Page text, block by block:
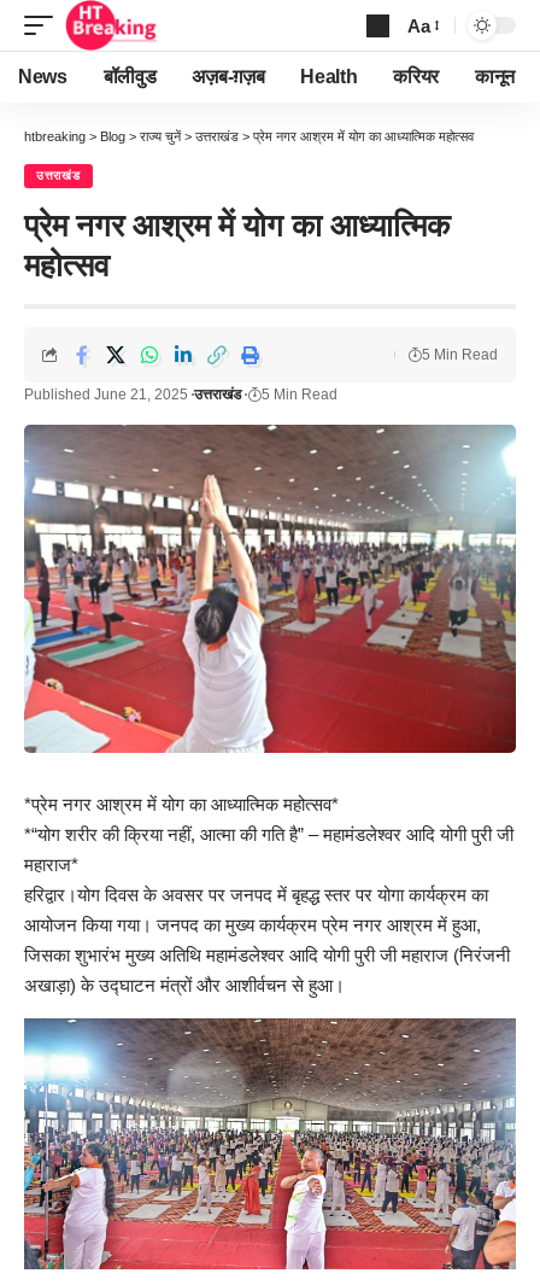
Font
Resizer
Aa
News बॉलीवुड अज़ब-ग़ज़ब Health करियर कानून
htbreaking > Blog > राज्य चुनें > उत्तराखंड > प्रेम नगर आश्रम में योग का आध्यात्मिक महोत्सव
उत्तराखंड
प्रेम नगर आश्रम में योग का आध्यात्मिक
महोत्सव
Published June 21, 2025 उत्तराखंड 5 Min Read
5 Min Read
*प्रेम नगर आश्रम में योग का आध्यात्मिक महोत्सव*
*“योग शरीर की क्रिया नहीं, आत्मा की गति है” – महामंडलेश्वर आदि योगी पुरी जी
महाराज*
हरिद्वार।योग दिवस के अवसर पर जनपद में बृहद्ध स्तर पर योगा कार्यक्रम का
आयोजन किया गया। जनपद का मुख्य कार्यक्रम प्रेम नगर आश्रम में हुआ,
जिसका शुभारंभ मुख्य अतिथि महामंडलेश्वर आदि योगी पुरी जी महाराज (निरंजनी
अखाड़ा) के उद्घाटन मंत्रों और आशीर्वचन से हुआ।